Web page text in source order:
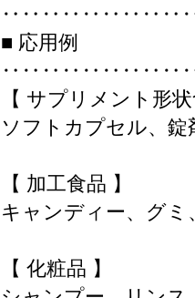
■ 応用例
【 サプリメント形
ソフトカプセル、
【 加工食品 】
キャンディー、グ
【 化粧品 】